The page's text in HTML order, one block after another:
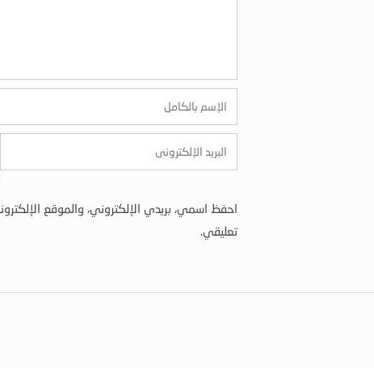
احفظ اسمي، بريدي الإلكتروني، والموقع
تعليقي.